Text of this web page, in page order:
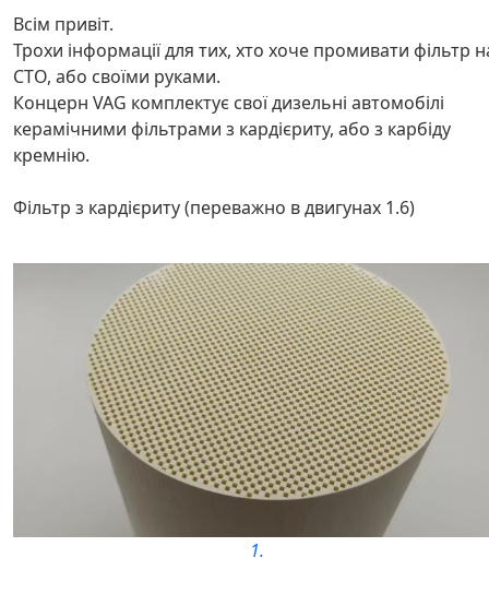
Всім привіт.
Трохи інформації для тих, хто хоче промивати фільтр
СТО, або своїми руками.
Концерн VAG комплектує свої дизельні автомобілі
керамічними фільтрами з кардієриту, або з карбіду
кремнію.
Фільтр з кардієриту (переважно в двигунах 1.6)
1.